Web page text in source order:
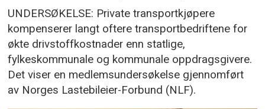
UNDERSØKELSE: Private transportkjøpere
kompenserer langt oftere transportbedriftene for
økte drivstoffkostnader enn statlige,
fylkeskommunale og kommunale oppdragsgivere.
Det viser en medlemsundersøkelse gjennomført
av Norges Lastebileier-Forbund (NLF).